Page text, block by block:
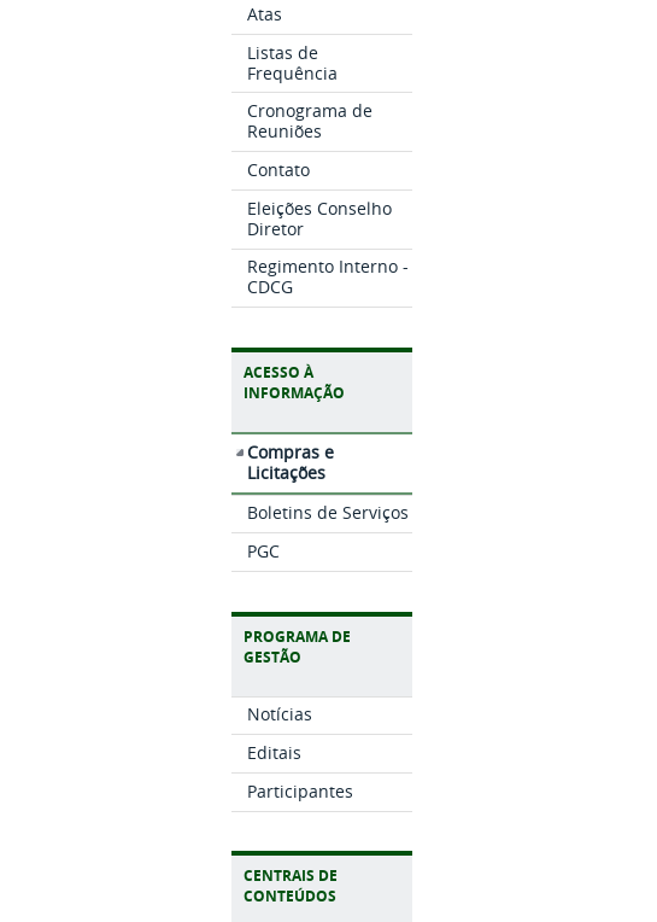
Atas
Listas de
Frequência
Cronograma de
Reuniões
Contato
Eleições Conselho
Diretor
Regimento Interno -
CDCG
ACESSO À
INFORMAÇÃO
Compras e
Licitações
Boletins de Serviços
PGC
PROGRAMA DE
GESTÃO
Notícias
Editais
Participantes
CENTRAIS DE
CONTEÚDOS